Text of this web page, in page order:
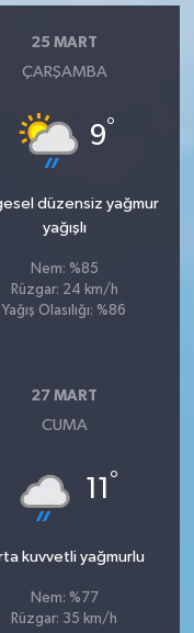
25 MART
ÇARŞAMBA
9°
düzensiz yağmur
yağışlı
Nem: %85
Rüzgar: 24 km/h
Yağış Olasılığı: %86
27 MART
CUMA
11 °
kuvvetli yağmurlu
Nem: %77
Rüzgar: 35 km/h